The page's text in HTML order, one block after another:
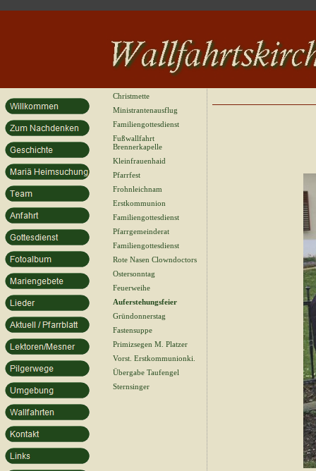
Christmette
Ministrantenausflug
Familiengottesdienst
Fußwallfahrt
Brennerkapelle
Kleinfrauenhaid
Pfarrfest
Frohnleichnam
Erstkommunion
Familiengottesdienst
Pfarrgemeinderat
Familiengottesdienst
Rote Nasen Clowndoctors
Ostersonntag
Feuerweihe
Auferstehungsfeier
Gründonnerstag
Fastensuppe
Primizsegen M. Platzer
Vorst. Erstkommunionki.
Übergabe Taufengel
Sternsinger